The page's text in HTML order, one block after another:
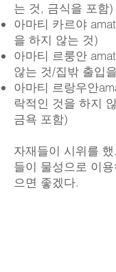
는 것, 금식을 포함)
아마티 카르야
을 하지 않는 것)
아마티 르룽안
않는 것/집밖 출입
아마티 르랑우안
락적인 것을 하지
금욕 포함)
자재들이 시위를
들이 물성으로 이
으면 좋겠다.